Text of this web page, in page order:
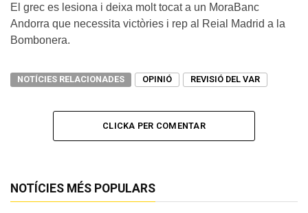
El grec es lesiona i deixa molt tocat a un MoraBanc
Andorra que necessita victòries i rep al Reial Madrid a la
Bombonera.
NOTÍCIES RELACIONADES OPINIÓ REVISIÓ DEL VAR
CLICKA PER COMENTAR
NOTÍCIES MÉS POPULARS